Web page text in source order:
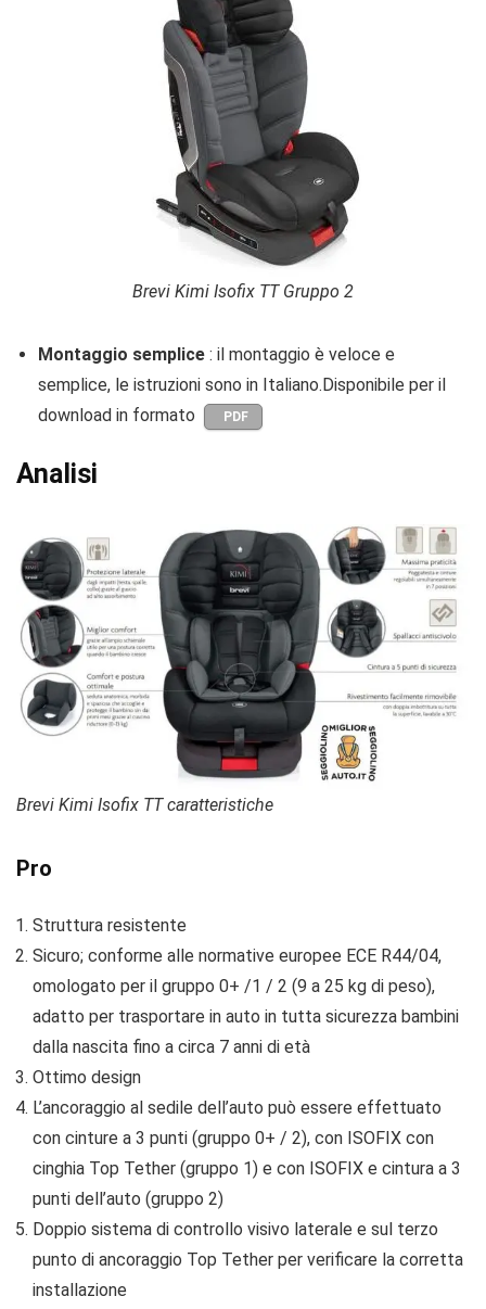
Brevi Kimi Isofix TT Gruppo 2
Montaggio semplice : il montaggio è veloce e
semplice, le istruzioni sono in Italiano.Disponibile per il
download in formato
PDF
Analisi
Brevi Kimi Isofix TT caratteristiche
Pro
Struttura resistente
Sicuro; conforme alle normative europee ECE R44/04,
omologato per il gruppo 0+ /1 / 2 (9 a 25 kg di peso),
adatto per trasportare in auto in tutta sicurezza bambini
dalla nascita fino a circa 7 anni di età
Ottimo design
L’ancoraggio al sedile dell’auto può essere effettuato
con cinture a 3 punti (gruppo 0+ / 2), con ISOFIX con
cinghia Top Tether (gruppo 1) e con ISOFIX e cintura a 3
punti dell’auto (gruppo 2)
Doppio sistema di controllo visivo laterale e sul terzo
punto di ancoraggio Top Tether per verificare la corretta
installazione